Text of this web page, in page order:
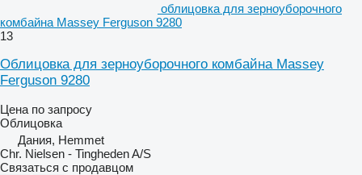
облицовка для зерноуборочного
комбайна Massey Ferguson 9280
13
Облицовка для зерноуборочного комбайна Massey
Ferguson 9280
Цена по запросу
Облицовка
Дания, Hemmet
Chr. Nielsen - Tingheden A/S
Связаться с продавцом